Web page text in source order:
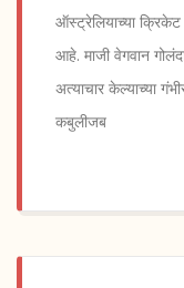
ऑस्ट्रेलियाच्या
आहे. माजी वेगवान
अत्याचार केल्याच्या
कबुलीजब